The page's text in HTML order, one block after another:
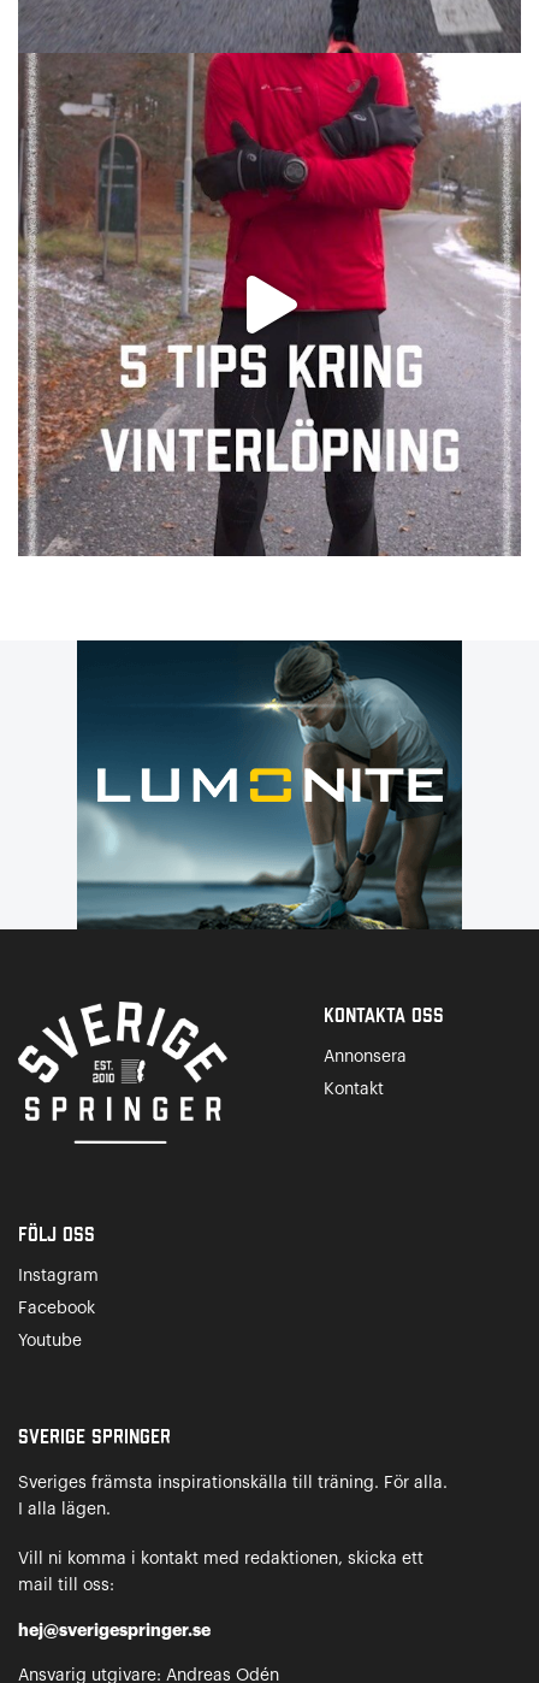
Kontakta Oss
Annonsera
Kontakt
Följ oss
Instagram
Facebook
Youtube
Sverige Springer
Sveriges främsta inspirationskälla till träning. För alla.
I alla lägen.
Vill ni komma i kontakt med redaktionen, skicka ett
mail till oss:
hej@sverigespringer.se
Ansvarig utgivare: Andreas Odén